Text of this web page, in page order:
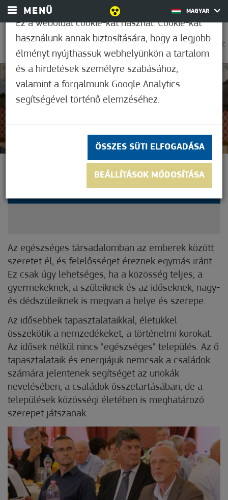
MENÜ MAGYAR
0
33,9°C
Nem értékelt
30 ÉVES A BÁSTYA
NYUGDÍJAS KLUB
Az egészséges társadalomban az emberek között
szeretet él, és felelősséget éreznek egymás iránt.
Ez csak úgy lehetséges, ha a közösség teljes, a
gyermekeknek, a szüleiknek és az időseknek, nagy-
és dédszüleiknek is megvan a helye és szerepe.
Az idősebbek tapasztalataikkal, életükkel
összekötik a nemzedékeket, a történelmi korokat.
Az idősek nélkül nincs "egészséges" település. Az ő
tapasztalataik és energiájuk nemcsak a családok
számára jelentenek segítséget az unokák
nevelésében, a családok összetartásában, de a
települések közösségi életében is meghatározó
szerepet játszanak.
Ez a weboldal cookie-kat használ. Cookie-kat
használunk annak biztosítására, hogy a legjobb
élményt nyújthassuk webhelyünkön a tartalom
és a hirdetések személyre szabásához,
valamint a forgalmunk Google Analytics
segítségével történő elemzéséhez.
ÖSSZES SÜTI ELFOGADÁSA
BEÁLLÍTÁSOK MÓDOSÍTÁSA